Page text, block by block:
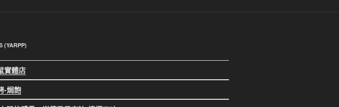
(YARPP)
實體店
-焗飽